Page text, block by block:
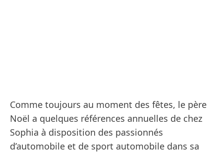
Comme toujours au moment des fêtes, le père
Noël a quelques références annuelles de chez
Sophia à disposition des passionnés
d’automobile et de sport automobile dans sa